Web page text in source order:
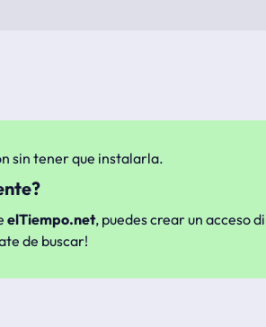
sin tener que instalarla.
elTiempo.net, puedes crear un acceso
de buscar!